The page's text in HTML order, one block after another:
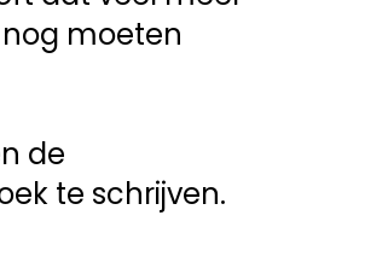
moeten
de
te schrijven.